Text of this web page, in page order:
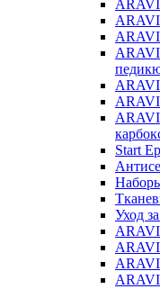
Start
Уход